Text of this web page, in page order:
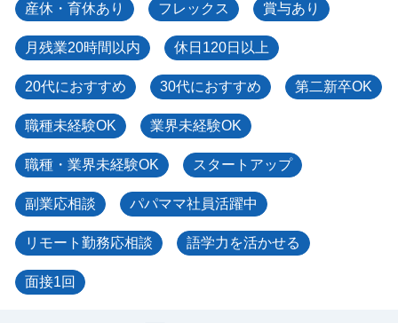
産休・育休あり フレックス 賞与あり
月残業20時間以内 休日120日以上
20代におすすめ 30代におすすめ 第二新卒OK
職種未経験OK 業界未経験OK
職種・業界未経験OK スタートアップ
副業応相談 パパママ社員活躍中
リモート勤務応相談 語学力を活かせる
面接1回